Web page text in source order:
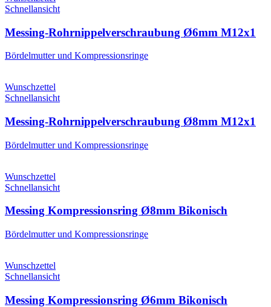
Schnellansicht
Messing-Rohrnippelverschraubung Ø6mm M12x1
Bördelmutter und Kompressionsringe
Wunschzettel
Schnellansicht
Messing-Rohrnippelverschraubung Ø8mm M12x1
Bördelmutter und Kompressionsringe
Wunschzettel
Schnellansicht
Messing Kompressionsring Ø8mm Bikonisch
Bördelmutter und Kompressionsringe
Wunschzettel
Schnellansicht
Messing Kompressionsring Ø6mm Bikonisch